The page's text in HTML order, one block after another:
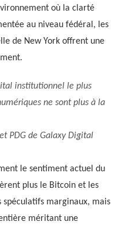
où la clarté
au niveau fédéral, les
de New York offrent une
institutionnel le plus
ne sont plus à la
PDG de Galaxy Digital
le sentiment actuel du
plus le Bitcoin et les
marginaux, mais
méritant une